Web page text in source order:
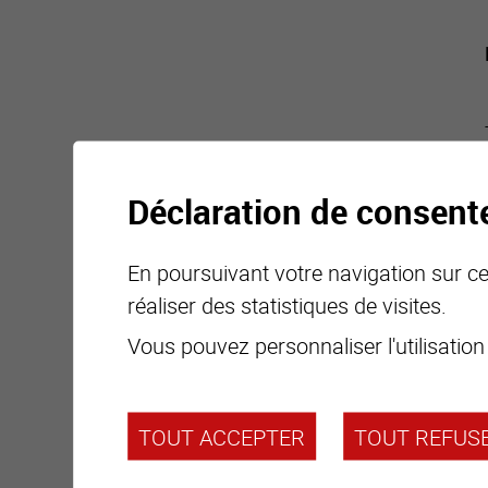
Déclaration de
En poursuivant votre navigation sur
réaliser des statistiques de visites.
Vous pouvez personnaliser
TOUT ACCEPTER TOUT